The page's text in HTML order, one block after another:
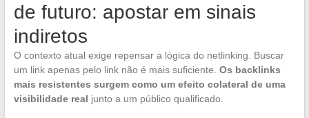
de futuro: apostar em sinais
indiretos
O contexto atual exige repensar a lógica do netlinking. Buscar
um link apenas pelo link não é mais suficiente. Os backlinks
mais resistentes surgem como um efeito colateral de uma
visibilidade real junto a um público qualificado.